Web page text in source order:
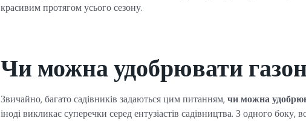
красивим протягом усього сезону.
Чи можна удобрювати
Звичайно, багато садівників задаються цим питанням,чи можна
іноді викликає суперечки серед ентузіастів садівництва. З одного боку,